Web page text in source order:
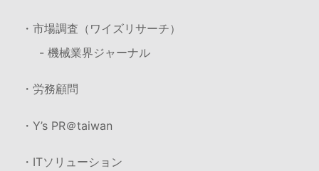
・市場調査（ワイズリサーチ）
- 機械業界ジャーナル
・労務顧問
・Y’s PR＠taiwan
・ITソリューション